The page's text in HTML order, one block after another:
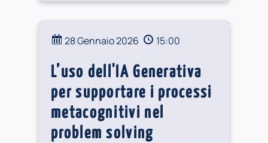
28 Gennaio 2026 15:00
L’uso dell'IA Generativa
per supportare i processi
metacognitivi nel
problem solving